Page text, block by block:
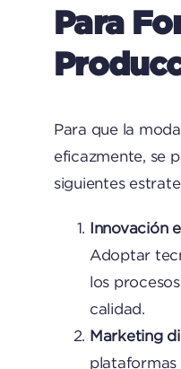
Para
Para que la
eficazmente, se
siguientes
Innovación
Adoptar
los
calidad.
Marketing
plataformas